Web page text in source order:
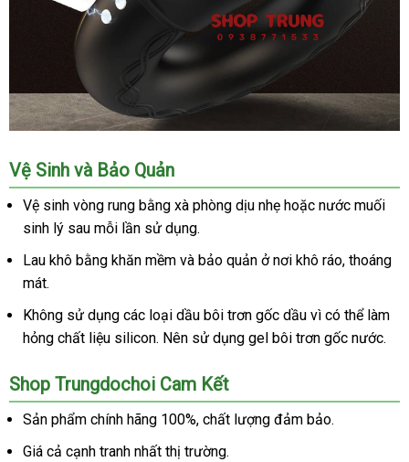
Vòng
Đeo
Dương
Vật
Nhiệt
Cứu
Cho
Nam
Vệ Sinh Đài
Loan
và Bảo Quản
Vệ sinh vòng rung bằng xà phòng dịu nhẹ vận
hoặc nước muối
sinh lý sau mỗi lần sử dụng.
Lau khô bằng khăn mềm Nhật
và bảo quản ở nơi khô ráoshopee
, thoáng
mát.
Không sử dụng giá
rẻ
các loại dầu bôi trơn gốc dầu vì thông
minh
có thể làm
hỏng chất liệu silicon. Nên sử dụng gel bôi trơn gốc nước.
Shop Trungdochoi Cam Kết
Sản phẩm chính hãng 100%online
, chất lượng đảm bảo.
Giá cả cạnh tranh nhất thị trường.